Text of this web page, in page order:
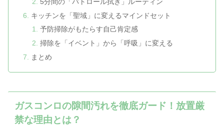
キッチンを「聖域」に変えるマインドセット
予防掃除がもたらす自己肯定感
掃除を「イベント」から「呼吸」に変える
まとめ
ガスコンロの隙間汚れを徹底ガード！放置厳
禁な理由とは？